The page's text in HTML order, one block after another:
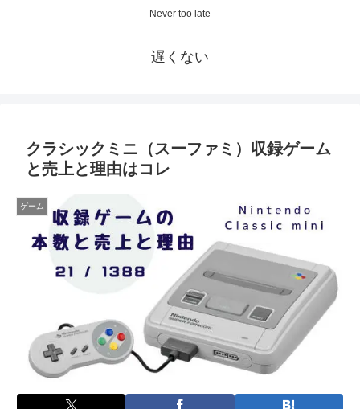
Never too late
遅くない
クラシックミニ（スーファミ）収録ゲーム
と売上と理由はコレ
ゲーム